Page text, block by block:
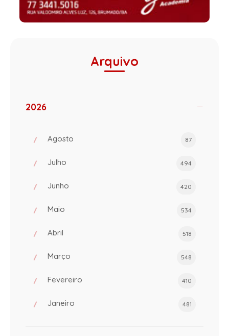
Arquivo
2026
Agosto 87
Julho 494
Junho 420
Maio 534
Abril 518
Março 548
Fevereiro 410
Janeiro 481